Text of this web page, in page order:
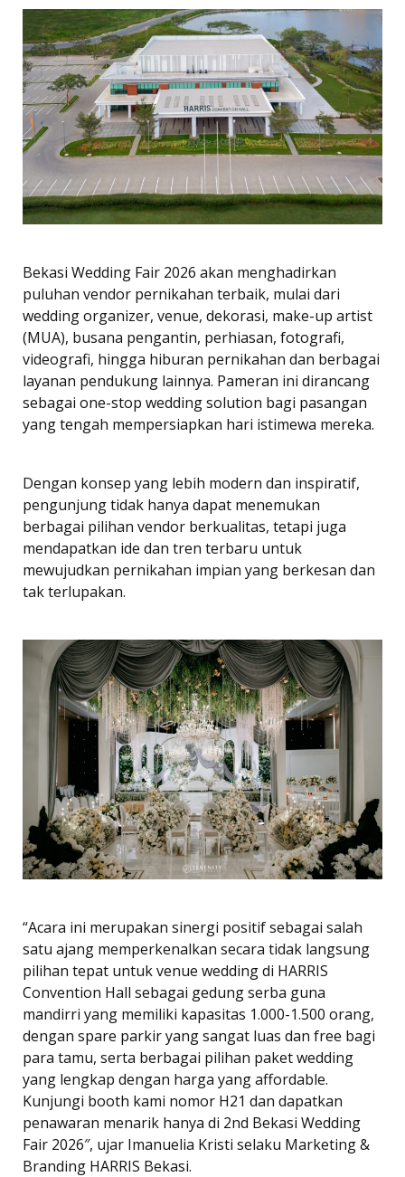
Bekasi Wedding Fair 2026 akan menghadirkan
puluhan vendor pernikahan terbaik, mulai dari
wedding organizer, venue, dekorasi, make-up artist
(MUA), busana pengantin, perhiasan, fotografi,
videografi, hingga hiburan pernikahan dan berbagai
layanan pendukung lainnya. Pameran ini dirancang
sebagai one-stop wedding solution bagi pasangan
yang tengah mempersiapkan hari istimewa mereka.
Dengan konsep yang lebih modern dan inspiratif,
pengunjung tidak hanya dapat menemukan
berbagai pilihan vendor berkualitas, tetapi juga
mendapatkan ide dan tren terbaru untuk
mewujudkan pernikahan impian yang berkesan dan
tak terlupakan.
“Acara ini merupakan sinergi positif sebagai salah
satu ajang memperkenalkan secara tidak langsung
pilihan tepat untuk venue wedding di HARRIS
Convention Hall sebagai gedung serba guna
mandirri yang memiliki kapasitas 1.000-1.500 orang,
dengan spare parkir yang sangat luas dan free bagi
para tamu, serta berbagai pilihan paket wedding
yang lengkap dengan harga yang affordable.
Kunjungi booth kami nomor H21 dan dapatkan
penawaran menarik hanya di 2nd Bekasi Wedding
Fair 2026″, ujar Imanuelia Kristi selaku Marketing &
Branding HARRIS Bekasi.